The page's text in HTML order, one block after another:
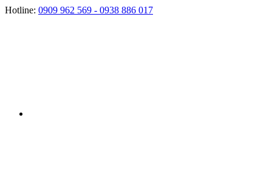
Hotline: 0909 962 569 - 0938 886 017